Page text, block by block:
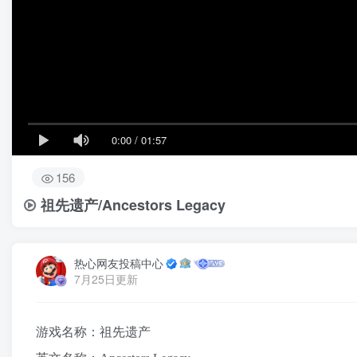
0:00 / 01:57
156
祖先遗产/Ancestors Legacy
热心网友投稿中心
7月25日更新
游戏名称：祖先遗产